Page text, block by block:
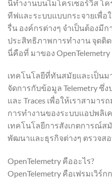
นี้ทำงานบนไมโครเซอร์วิส โ
ทีฟและระบบแบบกระจายเพื่อ
รื่น องค์กรต่างๆ จำเป็นต้องมี
ประสิทธิภาพการทำงาน จุดติ
นี่คือที่ มาของ OpenTelemetry
เทคโนโลยีที่ทันสมัยและเป็น
จัดการกับข้อมูล Telemetry ซึ่ง
และ Traces เพื่อให้เราสามา
การทำงานของระบบแอปพลิ
เทคโนโลยีการสังเกตการณ์
พัฒนาและธุรกิจต่างๆ ตรวจส
OpenTelemetry คืออะไร?
OpenTelemetry คือเฟรมเวิร์